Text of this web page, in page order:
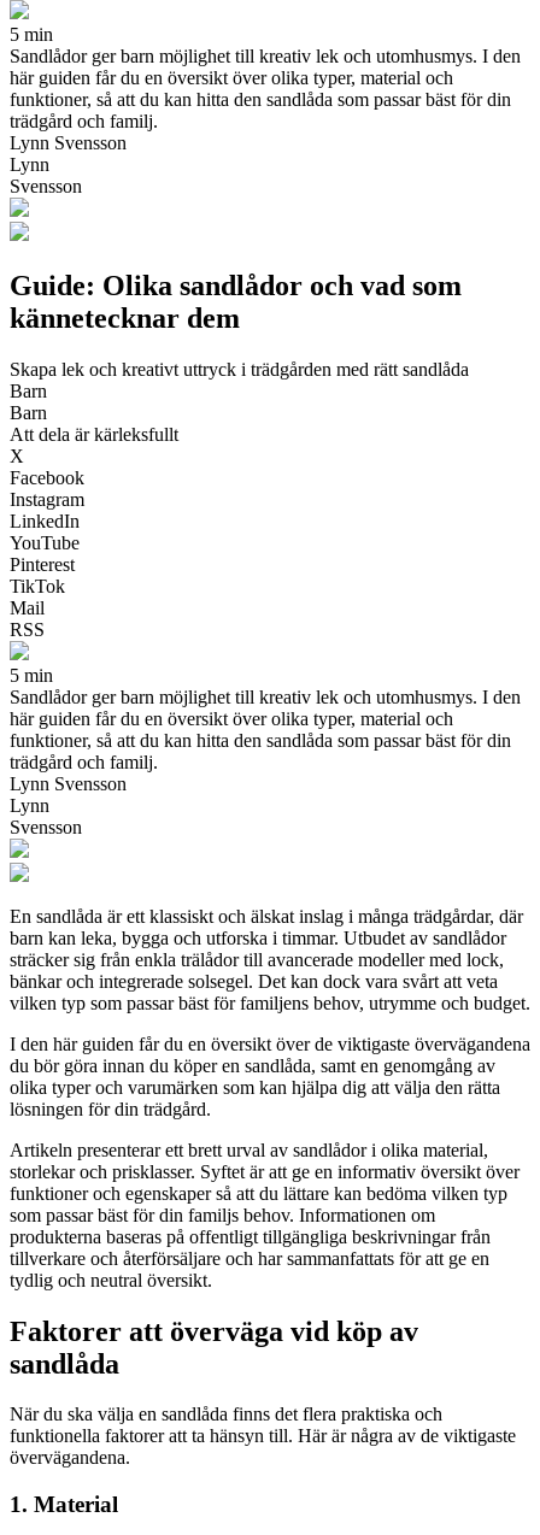
5 min
Sandlådor ger barn möjlighet till kreativ lek och utomhusmys. I den
här guiden får du en översikt över olika typer, material och
funktioner, så att du kan hitta den sandlåda som passar bäst för din
trädgård och familj.
Lynn Svensson
Lynn
Svensson
Guide: Olika sandlådor och vad som
kännetecknar dem
Skapa lek och kreativt uttryck i trädgården med rätt sandlåda
Barn
Barn
Att dela är kärleksfullt
X
Facebook
Instagram
LinkedIn
YouTube
Pinterest
TikTok
Mail
RSS
5 min
Sandlådor ger barn möjlighet till kreativ lek och utomhusmys. I den
här guiden får du en översikt över olika typer, material och
funktioner, så att du kan hitta den sandlåda som passar bäst för din
trädgård och familj.
Lynn Svensson
Lynn
Svensson
En sandlåda är ett klassiskt och älskat inslag i många trädgårdar, där
barn kan leka, bygga och utforska i timmar. Utbudet av sandlådor
sträcker sig från enkla trälådor till avancerade modeller med lock,
bänkar och integrerade solsegel. Det kan dock vara svårt att veta
vilken typ som passar bäst för familjens behov, utrymme och budget.
I den här guiden får du en översikt över de viktigaste övervägandena
du bör göra innan du köper en sandlåda, samt en genomgång av
olika typer och varumärken som kan hjälpa dig att välja den rätta
lösningen för din trädgård.
Artikeln presenterar ett brett urval av sandlådor i olika material,
storlekar och prisklasser. Syftet är att ge en informativ översikt över
funktioner och egenskaper så att du lättare kan bedöma vilken typ
som passar bäst för din familjs behov. Informationen om
produkterna baseras på offentligt tillgängliga beskrivningar från
tillverkare och återförsäljare och har sammanfattats för att ge en
tydlig och neutral översikt.
Faktorer att överväga vid köp av
sandlåda
När du ska välja en sandlåda finns det flera praktiska och
funktionella faktorer att ta hänsyn till. Här är några av de viktigaste
övervägandena.
1. Material